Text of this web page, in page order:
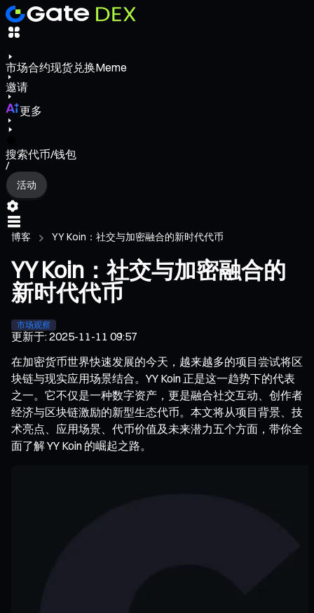
市场合约现货兑换Meme
邀请
更多
搜索代币/钱包
/
活动
博客 YY Koin：社交与加密融合的新时代代币
YY Koin：社交与加密融合的
新时代代币
市场观察
更新于:2025-11-11 09:57
在加密货币世界快速发展的今天，越来越多的项目尝试将区
块链与现实应用场景结合。YY Koin 正是这一趋势下的代表
之一。它不仅是一种数字资产，更是融合社交互动、创作者
经济与区块链激励的新型生态代币。本文将从项目背景、技
术亮点、应用场景、代币价值及未来潜力五个方面，带你全
面了解 YY Koin 的崛起之路。